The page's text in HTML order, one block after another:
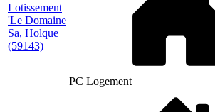
Lotissement
'Le Domaine
Sa, Holque
(59143)
PC Logement